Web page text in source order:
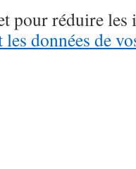
pour réduire les
données de